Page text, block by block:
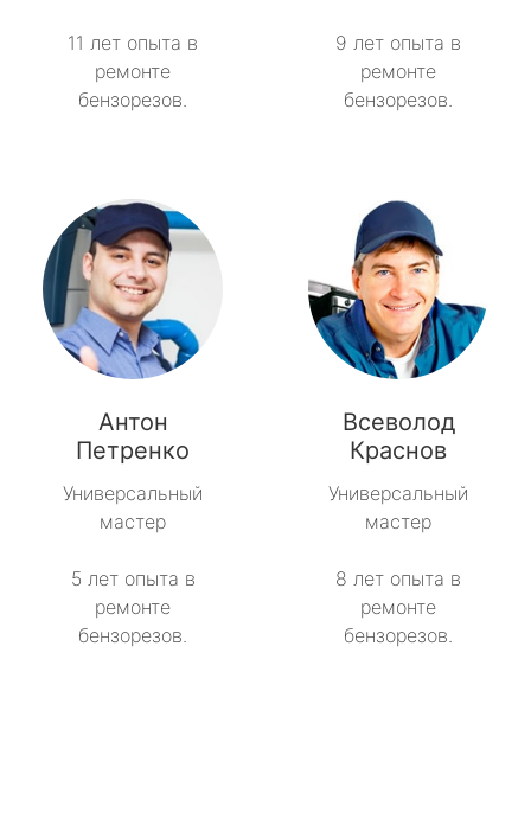
11 лет опыта в
ремонте
бензорезов.
9 лет опыта в
ремонте
бензорезов.
Антон
Петренко
Универсальный
мастер
5 лет опыта в
ремонте
бензорезов.
Всеволод
Краснов
Универсальный
мастер
8 лет опыта в
ремонте
бензорезов.